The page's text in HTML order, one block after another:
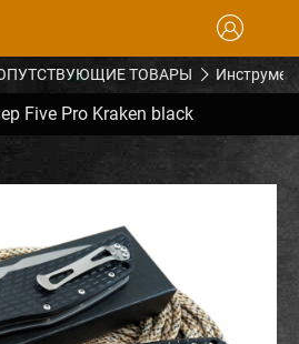
ТОВАРЫ
Five Pro Kraken black